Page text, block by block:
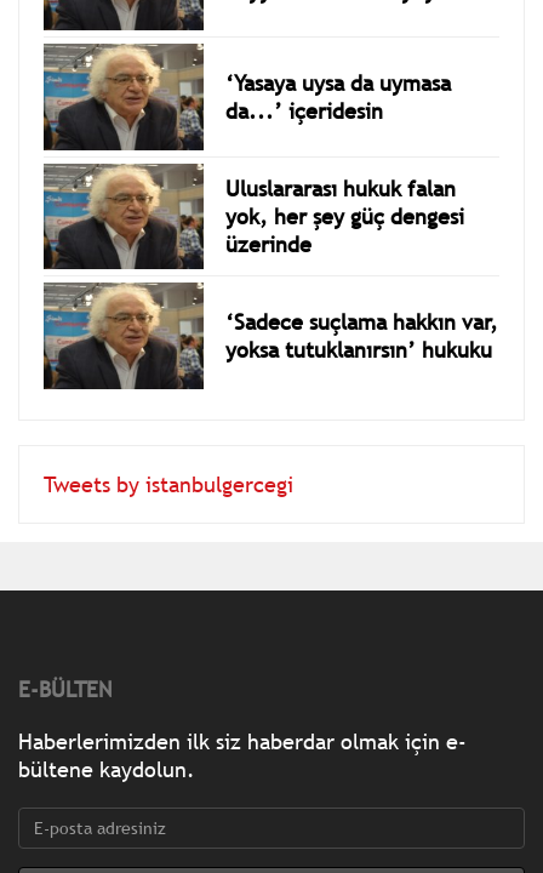
‘Yasaya uysa da uymasa
da...’ içeridesin
Uluslararası hukuk falan
yok, her şey güç dengesi
üzerinde
‘Sadece suçlama hakkın var,
yoksa tutuklanırsın’ hukuku
Tweets by istanbulgercegi
E-BÜLTEN
Haberlerimizden ilk siz haberdar olmak için e-
bültene kaydolun.